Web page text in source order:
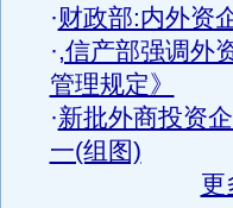
·财政部:内外资
·,信产部强调外
管理规定》
·新批外商投资
一(组图)
更